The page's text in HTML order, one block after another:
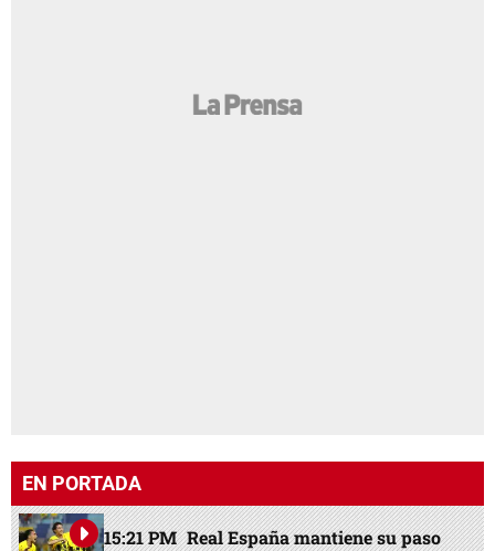
EN PORTADA
15:21 PM Real España mantiene su paso